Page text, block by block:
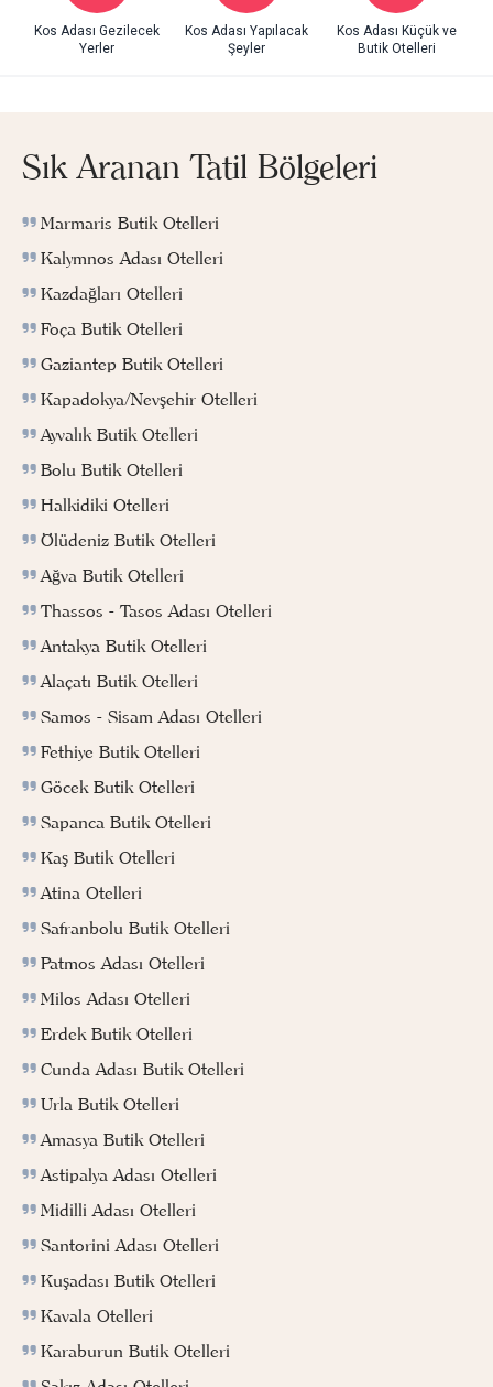
Kos Adası Gezilecek
Yerler
Kos Adası Yapılacak
Şeyler
Kos Adası Küçük ve
Butik Otelleri
Sık Aranan Tatil Bölgeleri
Marmaris Butik Otelleri
Kalymnos Adası Otelleri
Kazdağları Otelleri
Foça Butik Otelleri
Gaziantep Butik Otelleri
Kapadokya/Nevşehir Otelleri
Ayvalık Butik Otelleri
Bolu Butik Otelleri
Halkidiki Otelleri
Ölüdeniz Butik Otelleri
Ağva Butik Otelleri
Thassos - Tasos Adası Otelleri
Antakya Butik Otelleri
Alaçatı Butik Otelleri
Samos - Sisam Adası Otelleri
Fethiye Butik Otelleri
Göcek Butik Otelleri
Sapanca Butik Otelleri
Kaş Butik Otelleri
Atina Otelleri
Safranbolu Butik Otelleri
Patmos Adası Otelleri
Milos Adası Otelleri
Erdek Butik Otelleri
Cunda Adası Butik Otelleri
Urla Butik Otelleri
Amasya Butik Otelleri
Astipalya Adası Otelleri
Midilli Adası Otelleri
Santorini Adası Otelleri
Kuşadası Butik Otelleri
Kavala Otelleri
Karaburun Butik Otelleri